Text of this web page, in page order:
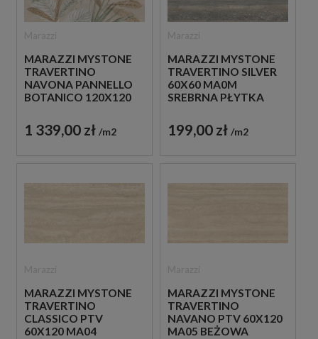
MARAZZI MYSTONE
TRAVERTINO
NAVONA PANNELLO
BOTANICO 120X120
PATCHWORK
TRAWERTYNOWE
1 339,00 zł m2
MARAZZI MYSTONE
TRAVERTINO SILVER
60X60 MA0M
SREBRNA PŁYTKA
199,00 zł m2
MARAZZI MYSTONE
TRAVERTINO
CLASSICO PTV
60X120 MA04
MARAZZI MYSTONE
TRAVERTINO
NAVANO PTV 60X120
MA05 BEŻOWA